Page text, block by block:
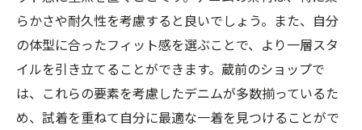
らかさや耐久性を考慮すると良いでしょう。また、自分
の体型に合ったフィット感を選ぶことで、より一層スタ
イルを引き立てることができます。蔵前のショップで
は、これらの要素を考慮したデニムが多数揃っているた
め、試着を重ねて自分に最適な一着を見つけることがで